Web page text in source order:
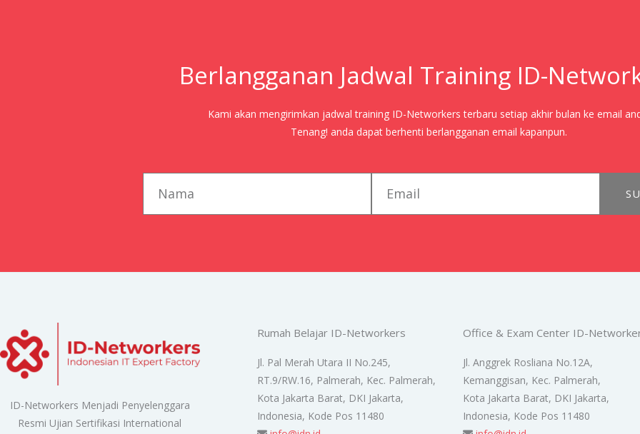
Berlangganan Jadwal Training ID-
Kami akan mengirimkan jadwal training ID-Networkers terbaru setiap akhir bulan ke email
Tenang! anda dapat berhenti berlangganan email kapanpun.
ID-Networkers Menjadi Penyelenggara
Resmi Ujian Sertifikasi International
Rumah Belajar ID-Networkers
Jl. Pal Merah Utara II No.245,
RT.9/RW.16, Palmerah, Kec. Palmerah,
Kota Jakarta Barat, DKI Jakarta,
Indonesia, Kode Pos 11480
Office & Exam Center ID-
Jl. Anggrek Rosliana No.12A,
Kemanggisan, Kec. Palmerah,
Kota Jakarta Barat, DKI Jakarta,
Indonesia, Kode Pos 11480